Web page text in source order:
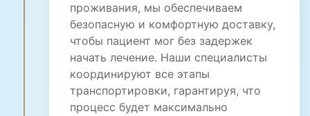
проживания, мы обеспечиваем
безопасную и комфортную доставку,
чтобы пациент мог без задержек
начать лечение. Наши специалисты
координируют все этапы
транспортировки, гарантируя, что
процесс будет максимально